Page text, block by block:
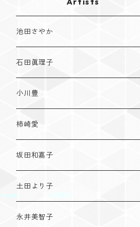
池田さやか
石田眞理子
小川豊
柿崎愛
坂田和嘉子
土田より子
永井美智子